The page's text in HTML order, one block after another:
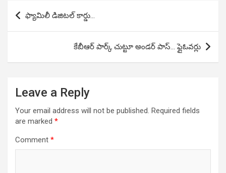
Post
navigation
ఫ్యామిలీ డిజిటల్ కార్డు…
కేబీఆర్ పార్క్ చుట్టూ అండర్ పాస్… ఫ్లైఓవర్లు
Leave a Reply
Your email address will not be published. Required fields
are marked *
Comment *